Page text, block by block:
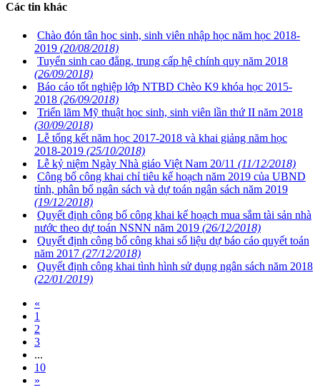
Các tin khác
Chào đón tân học sinh, sinh viên nhập học năm học 2018-
2019 (20/08/2018)
Tuyển sinh cao đẳng, trung cấp hệ chính quy năm 2018
(26/09/2018)
Báo cáo tốt nghiệp lớp NTBD Chèo K9 khóa học 2015-
2018 (26/09/2018)
Triển lãm Mỹ thuật học sinh, sinh viên lần thứ II năm 2018
(30/09/2018)
Lễ tổng kết năm học 2017-2018 và khai giảng năm học
2018-2019 (25/10/2018)
Lễ kỷ niệm Ngày Nhà giáo Việt Nam 20/11 (11/12/2018)
Công bố công khai chỉ tiêu kế hoạch năm 2019 của UBND
tỉnh, phân bổ ngân sách và dự toán ngân sách năm 2019
(19/12/2018)
Quyết định công bố công khai kế hoạch mua sắm tài sản nhà
nước theo dự toán NSNN năm 2019 (26/12/2018)
Quyết định công bố công khai số liệu dự báo cáo quyết toán
năm 2017 (27/12/2018)
Quyết định công khai tình hình sử dụng ngân sách năm 2018
(22/01/2019)
«
1
2
3
...
10
»